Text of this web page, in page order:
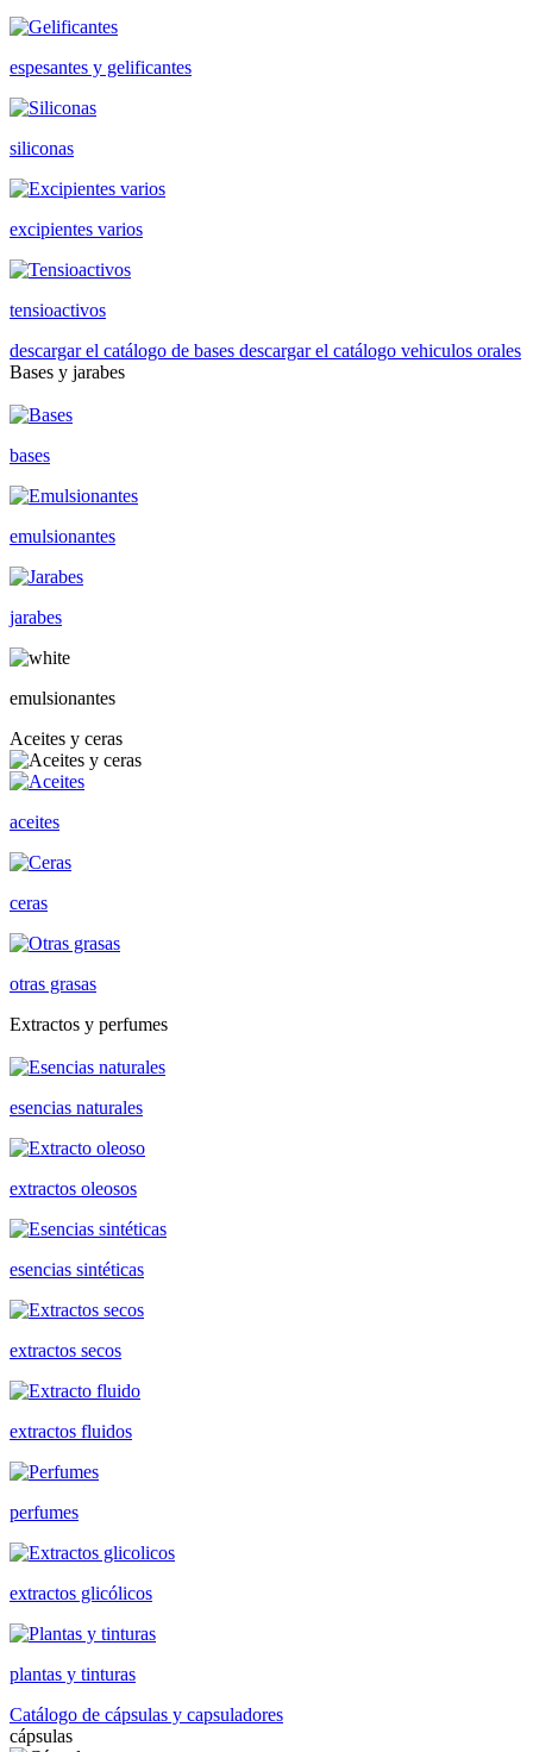
espesantes y gelificantes
siliconas
excipientes varios
tensioactivos
descargar el catálogo de bases descargar el catálogo vehiculos orales
Bases y jarabes
bases
emulsionantes
jarabes
emulsionantes
Aceites y ceras
aceites
ceras
otras grasas
Extractos y perfumes
esencias naturales
extractos oleosos
esencias sintéticas
extractos secos
extractos fluidos
perfumes
extractos glicólicos
plantas y tinturas
Catálogo de cápsulas y capsuladores
cápsulas